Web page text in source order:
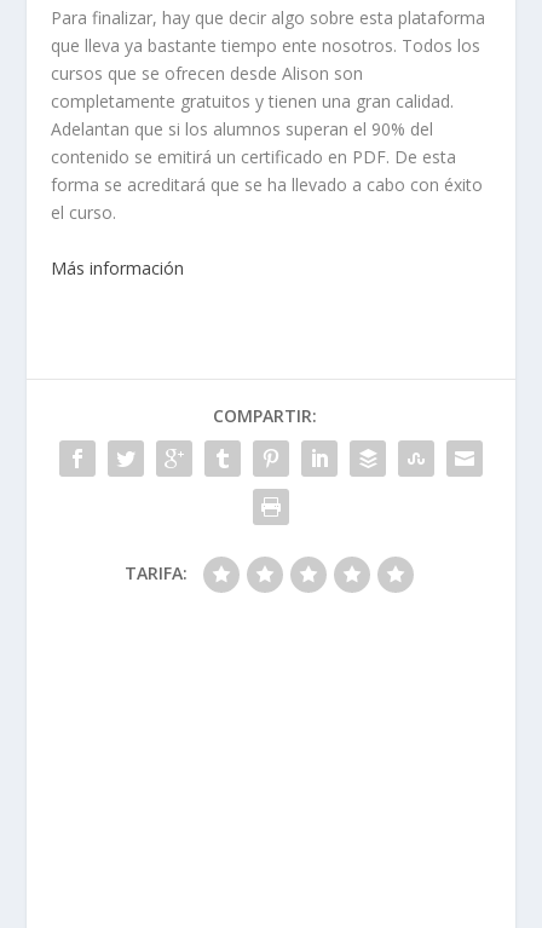
Para finalizar, hay que decir algo sobre esta plataforma
que lleva ya bastante tiempo ente nosotros. Todos los
cursos que se ofrecen desde Alison son
completamente gratuitos y tienen una gran calidad.
Adelantan que si los alumnos superan el 90% del
contenido se emitirá un certificado en PDF. De esta
forma se acreditará que se ha llevado a cabo con éxito
el curso.
Más información
COMPARTIR:
TARIFA: